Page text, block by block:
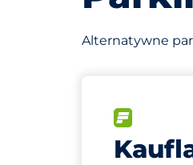
Alternatywne
305 m